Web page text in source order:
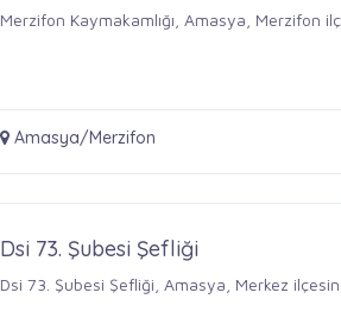
Merzifon Kaymakamlığı, Amasya, Merzifon
Amasya/Merzifon
Dsi 73. Şubesi Şefliği
Dsi 73. Şubesi Şefliği, Amasya, Merkez